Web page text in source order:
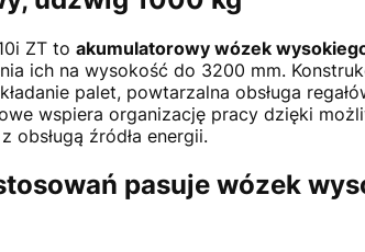
ZT to akumulatorowy wózek
ich na wysokość do 3200 mm.
palet, powtarzalna obsługa
wspiera organizację pracy dzięki
obsługą źródła energii.
pasuje wózek